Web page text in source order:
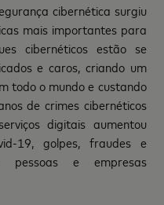
cibernética surgiu
mais importantes para
cibernéticos estão se
e caros, criando um
todo o mundo e custando
de crimes cibernéticos
digitais aumentou
19, golpes, fraudes e
pessoas e empresas